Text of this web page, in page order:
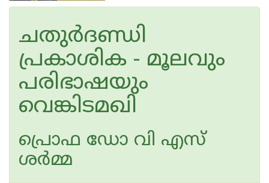
ചതുര്‍ദണ്ഡി
പ്രകാശിക - മൂലവും
പരിഭാഷയും
വെങ്കിടമഖി
പ്രൊഫ ഡോ വി എസ്
ശര്‍മ്മ